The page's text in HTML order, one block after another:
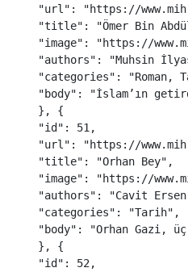
"url " : "https://
"title" : "Ömer Bin
"image" : "https://
"authors" : "Muhsin
"categories" : "Roman,
"body" : "İslam’ın
},
{
"id " : 51 ,
"url " : "https://
"title" : "Orhan Bey" ,
"image" : "https://
"authors" : "Cavit Ersen
"categories" : "Tarih" ,
"body" : "Orhan Gazi,
},
{
"id " : 52 ,